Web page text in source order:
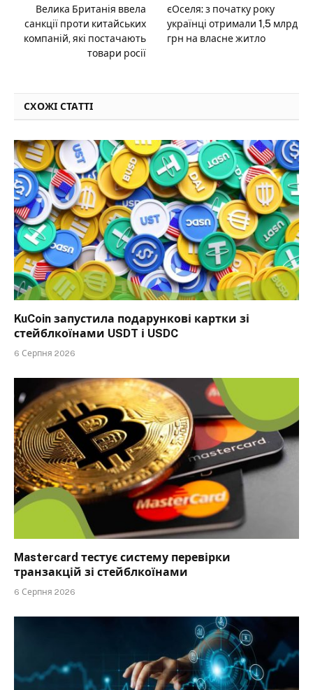
Велика Британія ввела
санкції проти китайських
компаній, які постачають
товари росії
єОселя: з початку року
українці отримали 1,5 млрд
грн на власне житло
СХОЖІ СТАТТІ
KuCoin запустила подарункові картки зі
стейблкоїнами USDT і USDC
6 Серпня 2026
Mastercard тестує систему перевірки
транзакцій зі стейблкоїнами
6 Серпня 2026